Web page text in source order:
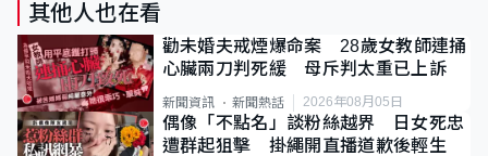
其他人也在看
勸未婚夫戒煙爆命案 28歲女教師連捅
心臟兩刀判死緩 母斥判太重已上訴
新聞資訊 新聞熱話 2026年08月05日
偶像「不點名」談粉絲越界 日女死忠
遭群起狙擊 掛繩開直播道歉後輕生